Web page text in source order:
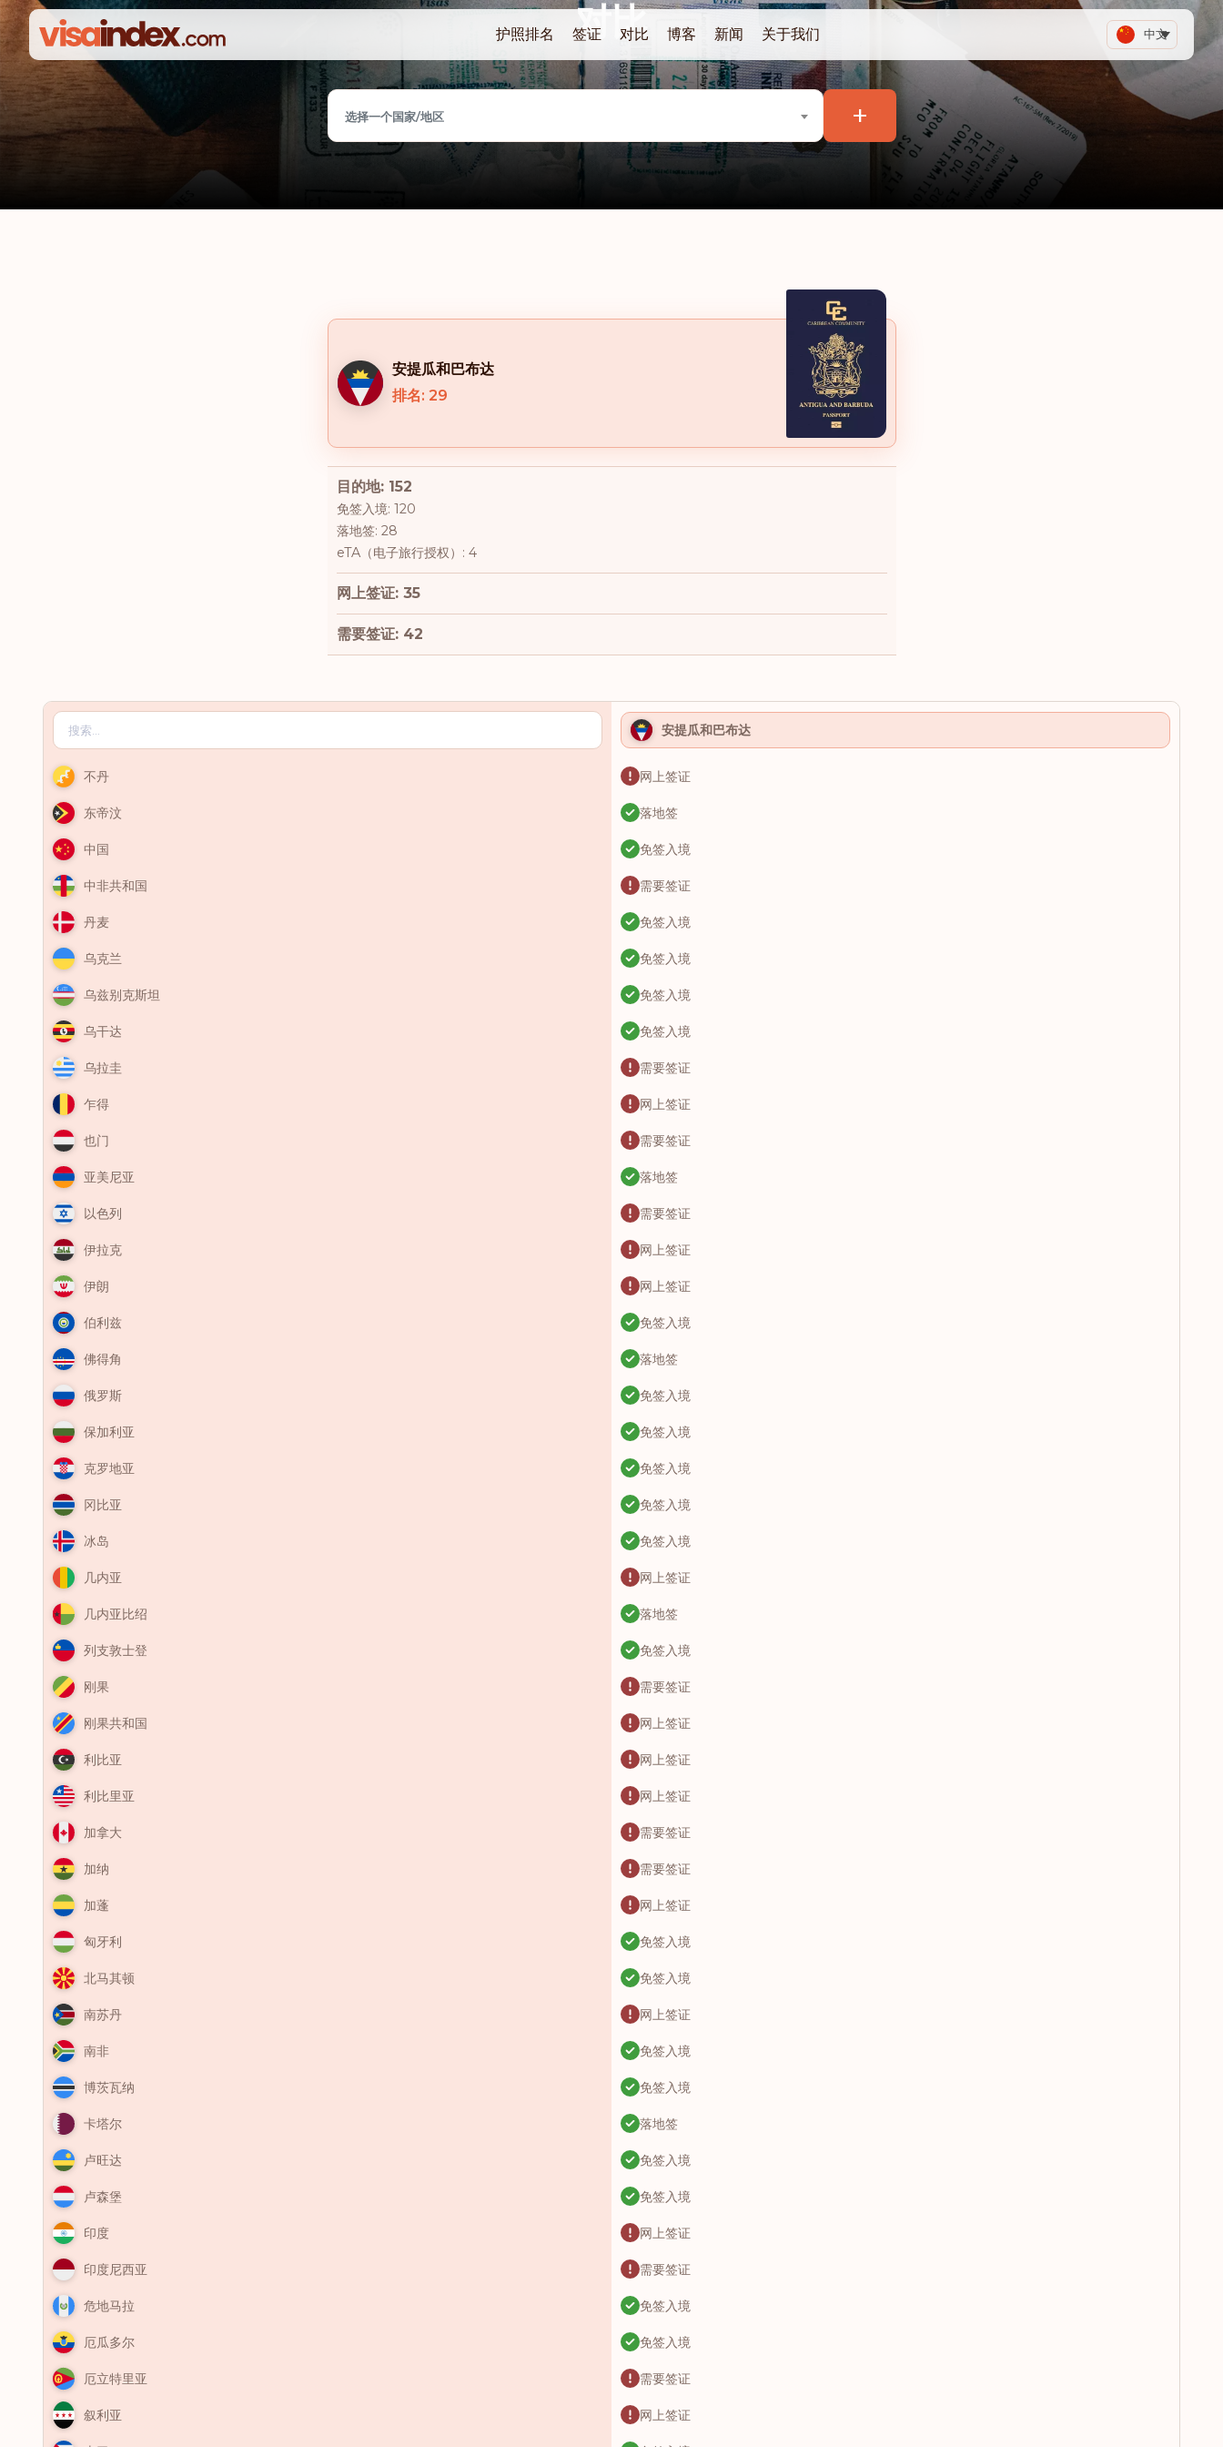
中文
护照排名 签证 对比 博客 新闻 关于我们
对比
选择一个国家/地区 +
安提瓜和巴布达
排名: 29
目的地: 152
免签入境: 120
落地签: 28
eTA（电子旅行授权）: 4
网上签证: 35
需要签证: 42
安提瓜和巴布达
不丹 网上签证
东帝汶 落地签
中国 免签入境
中非共和国 需要签证
丹麦 免签入境
乌克兰 免签入境
乌兹别克斯坦 免签入境
乌干达 免签入境
乌拉圭 需要签证
乍得 网上签证
也门 需要签证
亚美尼亚 落地签
以色列 需要签证
伊拉克 网上签证
伊朗 网上签证
伯利兹 免签入境
佛得角 落地签
俄罗斯 免签入境
保加利亚 免签入境
克罗地亚 免签入境
冈比亚 免签入境
冰岛 免签入境
几内亚 网上签证
几内亚比绍 落地签
列支敦士登 免签入境
刚果 需要签证
刚果共和国 网上签证
利比亚 网上签证
利比里亚 网上签证
加拿大 需要签证
加纳 需要签证
加蓬 网上签证
匈牙利 免签入境
北马其顿 免签入境
南苏丹 网上签证
南非 免签入境
博茨瓦纳 免签入境
卡塔尔 落地签
卢旺达 免签入境
卢森堡 免签入境
印度 网上签证
印度尼西亚 需要签证
危地马拉 免签入境
厄瓜多尔 免签入境
厄立特里亚 需要签证
叙利亚 网上签证